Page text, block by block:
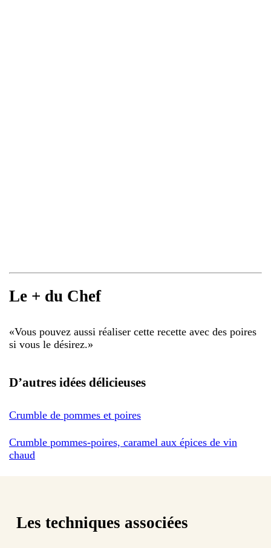
Le + du Chef
«Vous pouvez aussi réaliser cette recette avec des poires
si vous le désirez.»
D’autres idées délicieuses
Crumble de pommes et poires
Crumble pommes-poires, caramel aux épices de vin
chaud
Les techniques associées